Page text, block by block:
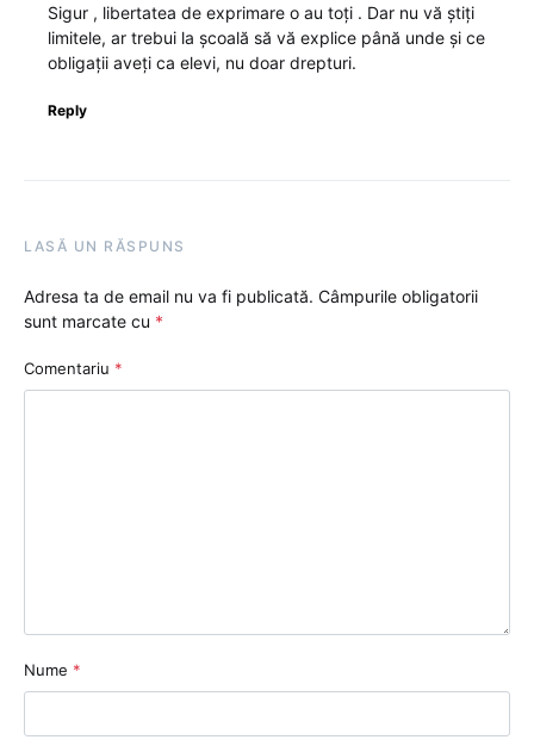
Sigur , libertatea de exprimare o au toți . Dar nu vă știți
limitele, ar trebui la școală să vă explice până unde și ce
obligații aveți ca elevi, nu doar drepturi.
Reply
LASĂ UN RĂSPUNS
Adresa ta de email nu va fi publicată. Câmpurile obligatorii
sunt marcate cu *
Comentariu *
Nume *